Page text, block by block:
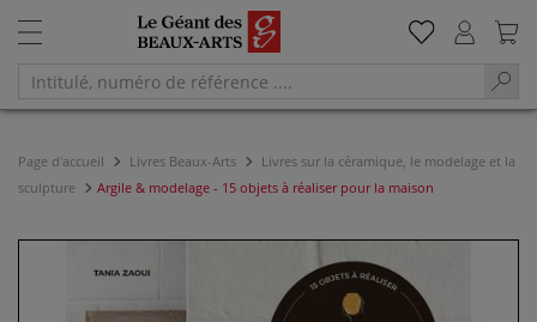
Page d'accueil Livres Beaux-Arts
Livres sur la céramique, le modelage et la
sculpture
Argile & modelage - 15 objets à réaliser pour la maison